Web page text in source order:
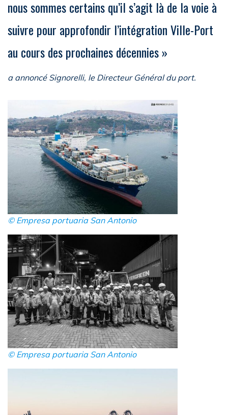
nous sommes certains qu’il s’agit là de la voie à
suivre pour approfondir l’intégration Ville-Port
au cours des prochaines décennies »
a annoncé Signorelli, le Directeur Général du port.
© Empresa portuaria San Antonio
© Empresa portuaria San Antonio